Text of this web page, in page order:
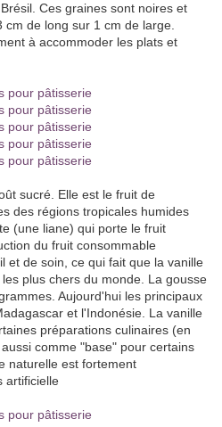
Ces graines sont noires et
de long sur 1 cm de large.
à accommoder les plats et
sucré. Elle est le fruit de
des régions tropicales humides
(une liane) qui porte le fruit
du fruit consommable
et de soin, ce qui fait que la vanille
plus chers du monde. La gousse
Aujourd'hui les principaux
et l'Indonésie. La vanille
préparations culinaires (en
comme "base" pour certains
naturelle est fortement
artificielle